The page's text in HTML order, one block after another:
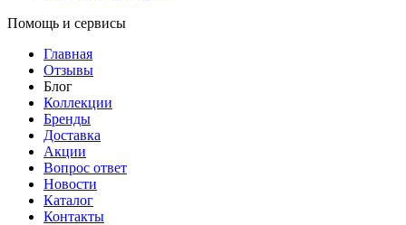
Помощь и сервисы
Главная
Отзывы
Блог
Коллекции
Бренды
Доставка
Акции
Вопрос ответ
Новости
Каталог
Контакты